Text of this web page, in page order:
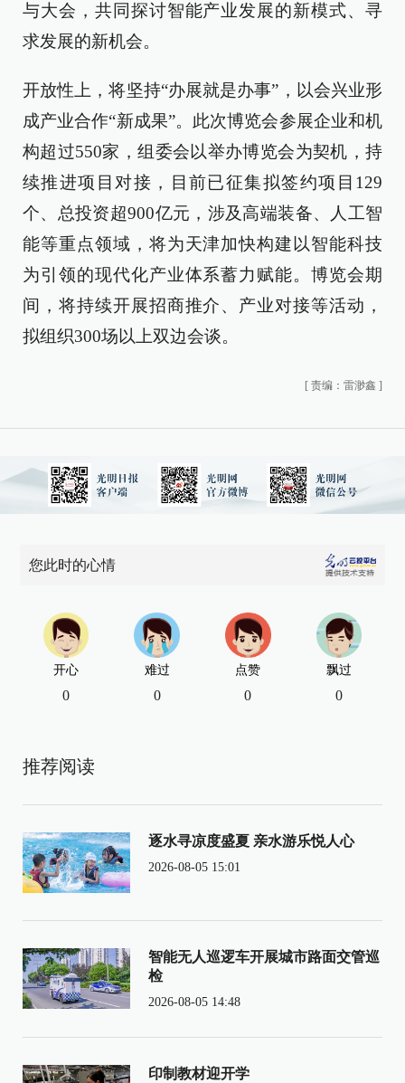
与大会，共同探讨智能产业发展的新模式、寻
求发展的新机会。
开放性上，将坚持“办展就是办事”，以会兴业形
成产业合作“新成果”。此次博览会参展企业和机
构超过550家，组委会以举办博览会为契机，持
续推进项目对接，目前已征集拟签约项目129
个、总投资超900亿元，涉及高端装备、人工智
能等重点领域，将为天津加快构建以智能科技
为引领的现代化产业体系蓄力赋能。博览会期
间，将持续开展招商推介、产业对接等活动，
拟组织300场以上双边会谈。
[ 责编：雷渺鑫 ]
您此时的心情
开心
0
难过
0
点赞
0
飘过
0
推荐阅读
逐水寻凉度盛夏 亲水游乐悦人心
2026-08-05 15:01
智能无人巡逻车开展城市路面交管巡
检
2026-08-05 14:48
印制教材迎开学